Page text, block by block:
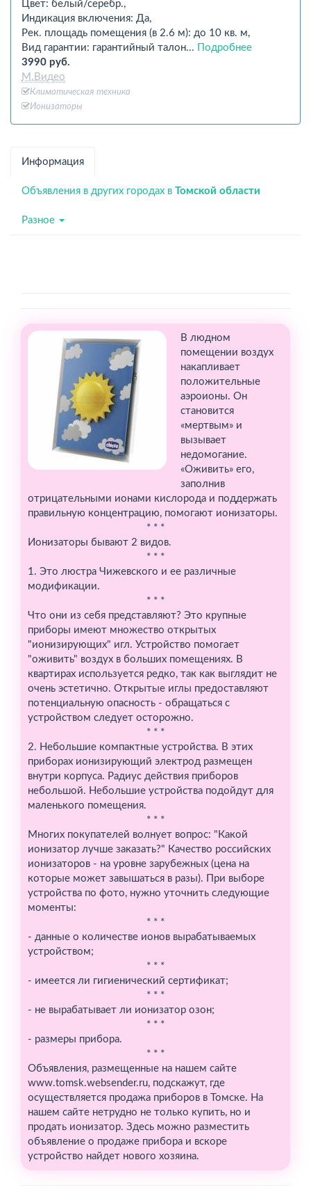
Цвет: белый/серебр.,
Индикация включения: Да,
Рек. площадь помещения (в 2.6 м): до 10 кв. м,
Вид гарантии: гарантийный талон...
Подробнее
3990 руб.
М.Видео
Климатическая техника
Ионизаторы
Информация
Объявления в других городах в Томской области
Разное
В людном
помещении воздух
накапливает
положительные
аэроионы. Он
становится
«мертвым» и
вызывает
недомогание.
«Оживить» его,
заполнив
отрицательными ионами кислорода и поддержать
правильную концентрацию, помогают ионизаторы.
* * *
Ионизаторы бывают 2 видов.
* * *
1. Это люстра Чижевского и ее различные
модификации.
* * *
Что они из себя представляют? Это крупные
приборы имеют множество открытых
"ионизирующих" игл. Устройство помогает
"оживить" воздух в больших помещениях. В
квартирах используется редко, так как выглядит не
очень эстетично. Открытые иглы предоставляют
потенциальную опасность - обращаться с
устройством следует осторожно.
* * *
2. Небольшие компактные устройства. В этих
приборах ионизирующий электрод размещен
внутри корпуса. Радиус действия приборов
небольшой. Небольшие устройства подойдут для
маленького помещения.
* * *
Многих покупателей волнует вопрос: "Какой
ионизатор лучше заказать?" Качество российских
ионизаторов - на уровне зарубежных (цена на
которые может завышаться в разы). При выборе
устройства по фото, нужно уточнить следующие
моменты:
* * *
- данные о количестве ионов вырабатываемых
устройством;
* * *
- имеется ли гигиенический сертификат;
* * *
- не вырабатывает ли ионизатор озон;
* * *
- размеры прибора.
* * *
Объявления, размещенные на нашем сайте
www.tomsk.websender.ru, подскажут, где
осуществляется продажа приборов в Томске. На
нашем сайте нетрудно не только купить, но и
продать ионизатор. Здесь можно разместить
объявление о продаже прибора и вскоре
устройство найдет нового хозяина.